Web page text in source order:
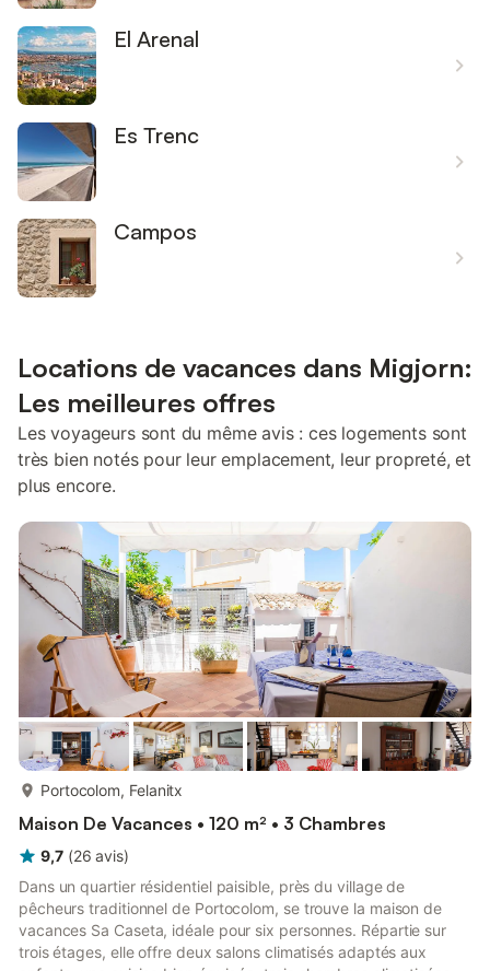
El Arenal
Es Trenc
Campos
Locations de vacances dans Migjorn:
Les meilleures offres
Les voyageurs sont du même avis : ces logements sont
très bien notés pour leur emplacement, leur propreté, et
plus encore.
Portocolom, Felanitx
Maison De Vacances • 120 m² • 3 Chambres
9,7 (26 avis)
Dans un quartier résidentiel paisible, près du village de
pêcheurs traditionnel de Portocolom, se trouve la maison de
vacances Sa Caseta, idéale pour six personnes. Répartie sur
trois étages, elle offre deux salons climatisés adaptés aux